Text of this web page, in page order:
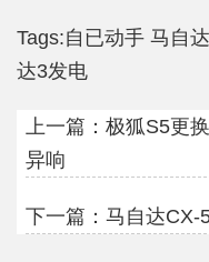
Tags:自已动手 马自
达3发电
上一篇： 极狐S5更
异响
下一篇： 马自达CX-